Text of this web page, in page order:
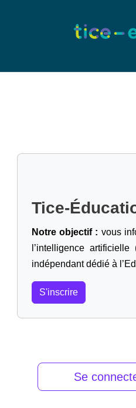
Tice-
Notre objectif : vous
l’intelligence artificielle
indépendant dédié à
S'inscrire
Se